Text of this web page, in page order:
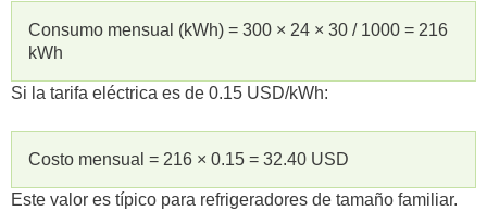
Consumo mensual (kWh) = 300 × 24 × 30 / 1000 = 216
kWh
Si la tarifa eléctrica es de 0.15 USD/kWh:
Costo mensual = 216 × 0.15 = 32.40 USD
Este valor es típico para refrigeradores de tamaño familiar.